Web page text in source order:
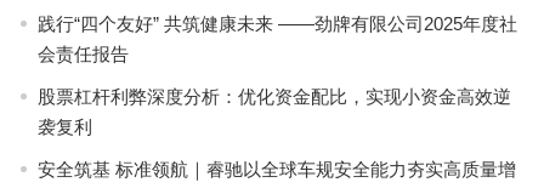
践行“四个友好” 共筑健康未来 ——劲牌有限公司2025年度社
会责任报告
股票杠杆利弊深度分析：优化资金配比，实现小资金高效逆
袭复利
安全筑基 标准领航｜睿驰以全球车规安全能力夯实高质量增